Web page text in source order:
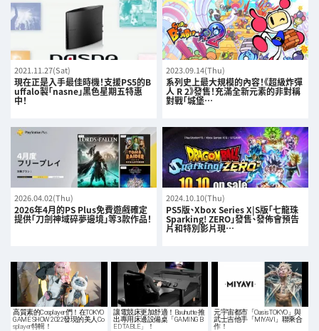
2021.11.27(Sat)
現在正是入手最佳時機！支援PS5的B
uffalo製「nasne」黑色星期五特惠
中！
2023.09.14(Thu)
系列史上最大規模的內容！《超級炸彈
人 R 2》發售！充滿全新元素的非對稱
對戰「城堡…
2026.04.02(Thu)
2026年4月的PS Plus免費遊戲確定
提供「刀劍神域碎夢邊境」等3款作品！
2024.10.10(Thu)
PS5版、Xbox Series X|S版「七龍珠
Sparking! ZERO」發售、發佈會預告
片和特別影片現…
高質素的Cosplayer們！在TOKYO
GAME SHOW 2022發現的美人Co
splayer特輯！
讓電競床更加舒適！Bauhutte 推
出專用床邊設備桌「GAMING B
ED TABLE」！
元宇宙都市「Oasis TOKYO」與
武士吉他手「MIYAVI」聯乘合
作！